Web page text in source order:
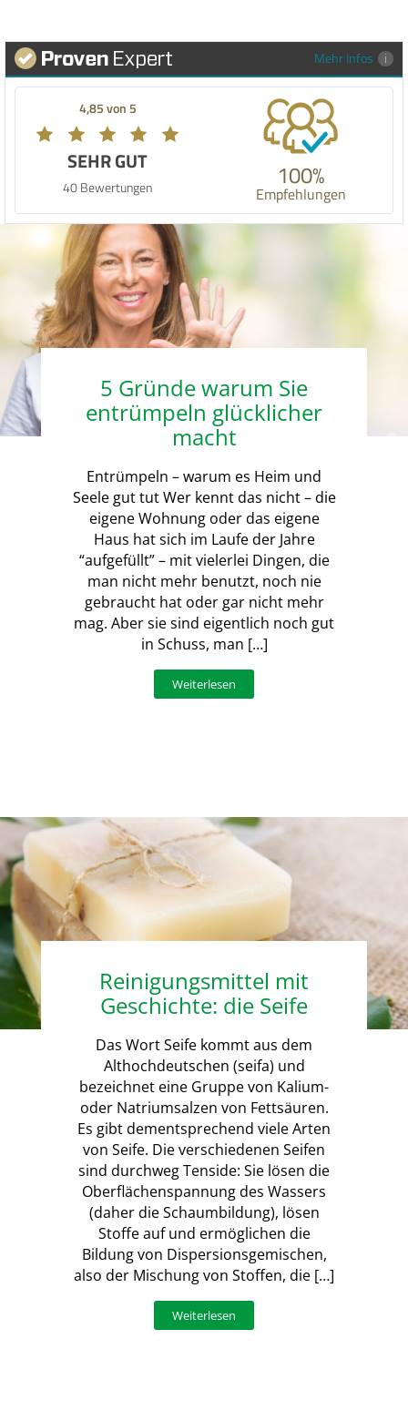
Mehr Infos
4,85 von 5
SEHR GUT
40 Bewertungen 100%
Empfehlungen
5 Gründe warum Sie
entrümpeln glücklicher
macht
Entrümpeln – warum es Heim und
Seele gut tut Wer kennt das nicht – die
eigene Wohnung oder das eigene
Haus hat sich im Laufe der Jahre
“aufgefüllt” – mit vielerlei Dingen, die
man nicht mehr benutzt, noch nie
gebraucht hat oder gar nicht mehr
mag. Aber sie sind eigentlich noch gut
in Schuss, man […]
Weiterlesen
Reinigungsmittel mit
Geschichte: die Seife
Das Wort Seife kommt aus dem
Althochdeutschen (seifa) und
bezeichnet eine Gruppe von Kalium-
oder Natriumsalzen von Fettsäuren.
Es gibt dementsprechend viele Arten
von Seife. Die verschiedenen Seifen
sind durchweg Tenside: Sie lösen die
Oberflächenspannung des Wassers
(daher die Schaumbildung), lösen
Stoffe auf und ermöglichen die
Bildung von Dispersionsgemischen,
also der Mischung von Stoffen, die […]
Weiterlesen